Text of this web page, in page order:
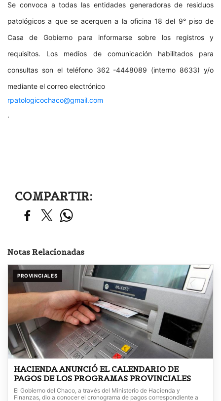
Se convoca a todas las entidades generadoras de residuos
patológicos a que se acerquen a la oficina 18 del 9° piso de
Casa de Gobierno para informarse sobre los registros y
requisitos. Los medios de comunicación habilitados para
consultas son el teléfono 362 -4448089 (interno 8633) y/o
mediante el correo electrónico
rpatologicochaco@gmail.com
.
COMPARTIR:
Notas Relacionadas
PROVINCIALES
HACIENDA ANUNCIÓ EL CALENDARIO DE
PAGOS DE LOS PROGRAMAS PROVINCIALES
El Gobierno del Chaco, a través del Ministerio de Hacienda y
Finanzas, dio a conocer el cronograma de pagos correspondiente a